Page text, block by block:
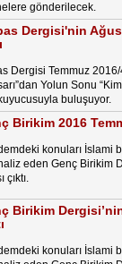
gönderilecek.
Dergisi'nin
Dergisi Temmuz 2016/
Yolun Sonu
buluşuyor.
Birikim 2016
konuları İslami
eden Genç Birikim
çıktı.
Birikim
konuları İslami